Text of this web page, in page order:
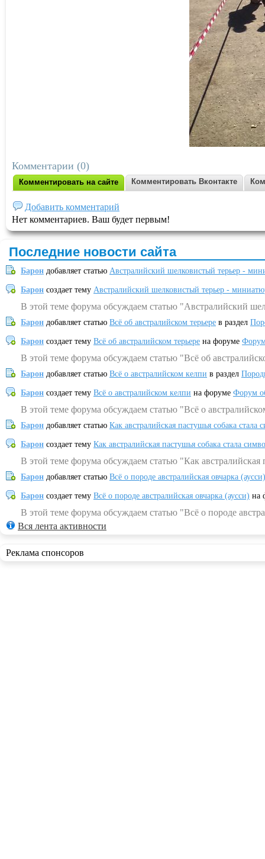
Комментарии (0)
Комментировать на сайте Комментировать Вконтакте
Добавить комментарий
Нет комментариев. Ваш будет первым!
Последние новости сайта
Барон добавляет статью Австралийский шелковистый терьер -
Барон создает тему Австралийский шелковистый терьер -
В этой теме форума обсуждаем статью "Австралийский
Барон добавляет статью Всё об австралийском терьере в раздел
Барон создает тему Всё об австралийском терьере на форуме
В этой теме форума обсуждаем статью "Всё об
Барон добавляет статью Всё о австралийском келпи в раздел
Барон создает тему Всё о австралийском келпи на форуме Форум
В этой теме форума обсуждаем статью "Всё о
Барон добавляет статью Как австралийская пастушья собака
Барон создает тему Как австралийская пастушья собака стала
В этой теме форума обсуждаем статью "Как
Барон добавляет статью Всё о породе австралийская овчарка (аусси)
Барон создает тему Всё о породе австралийская овчарка (аусси) на
В этой теме форума обсуждаем статью "Всё о породе
Вся лента активности
Реклама спонсоров